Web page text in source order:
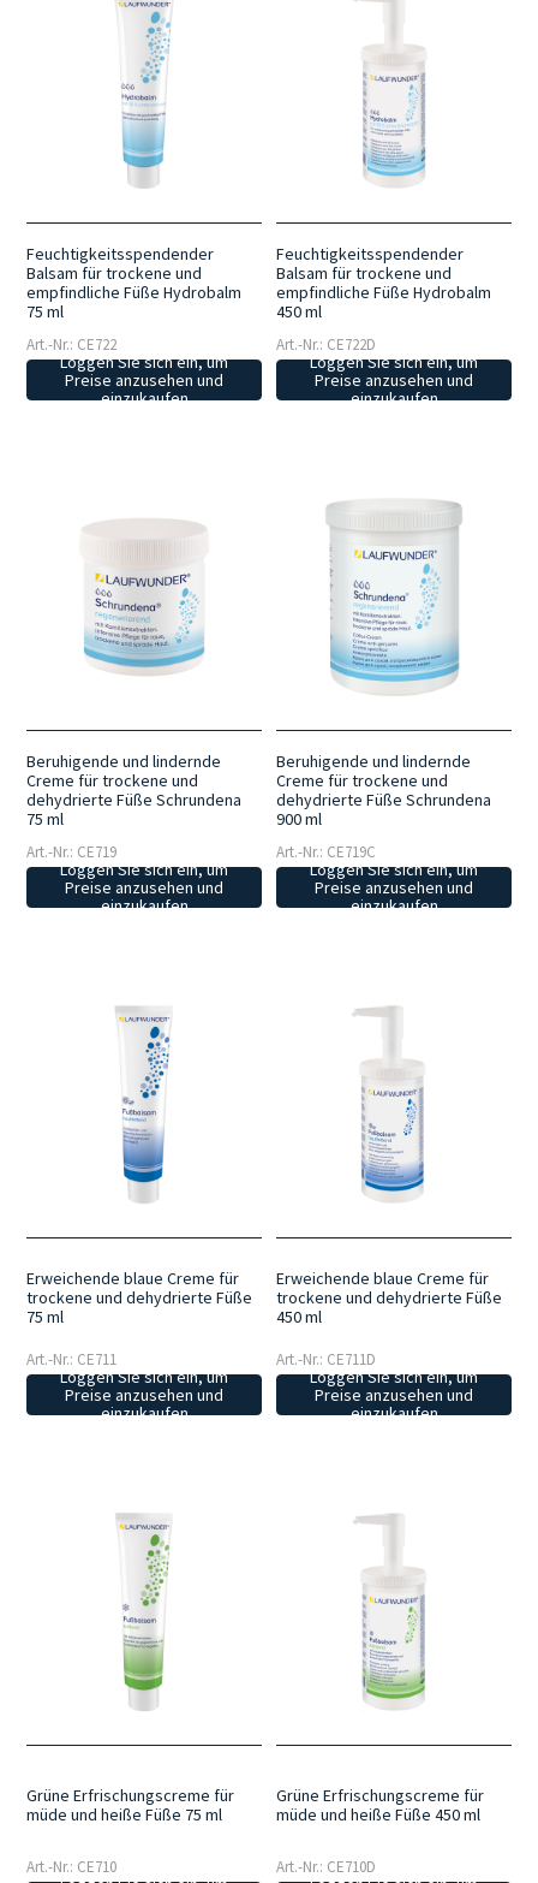
Feuchtigkeitsspendender
Balsam für trockene und
empfindliche Füße Hydrobalm
75 ml
Art.-Nr.: CE722
Loggen Sie sich ein, um
Preise anzusehen und
einzukaufen
Feuchtigkeitsspendender
Balsam für trockene und
empfindliche Füße Hydrobalm
450 ml
Art.-Nr.: CE722D
Loggen Sie sich ein, um
Preise anzusehen und
einzukaufen
Beruhigende und lindernde
Creme für trockene und
dehydrierte Füße Schrundena
75 ml
Art.-Nr.: CE719
Loggen Sie sich ein, um
Preise anzusehen und
einzukaufen
Beruhigende und lindernde
Creme für trockene und
dehydrierte Füße Schrundena
900 ml
Art.-Nr.: CE719C
Loggen Sie sich ein, um
Preise anzusehen und
einzukaufen
Erweichende blaue Creme für
trockene und dehydrierte Füße
75 ml
Art.-Nr.: CE711
Loggen Sie sich ein, um
Preise anzusehen und
einzukaufen
Erweichende blaue Creme für
trockene und dehydrierte Füße
450 ml
Art.-Nr.: CE711D
Loggen Sie sich ein, um
Preise anzusehen und
einzukaufen
Grüne Erfrischungscreme für
müde und heiße Füße 75 ml
Art.-Nr.: CE710
Grüne Erfrischungscreme für
müde und heiße Füße 450 ml
Art.-Nr.: CE710D